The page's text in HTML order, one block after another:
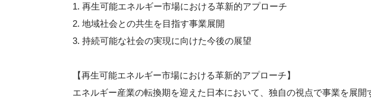
1. 再生可能エネルギー市場における革新的アプローチ
2. 地域社会との共生を目指す事業展開
3. 持続可能な社会の実現に向けた今後の展望
【再生可能エネルギー市場における革新的アプローチ】
エネルギー産業の転換期を迎えた日本において、独自の視点で事業を展